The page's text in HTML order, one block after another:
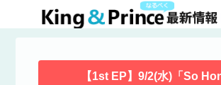
【1st EP】9/2(水)「So